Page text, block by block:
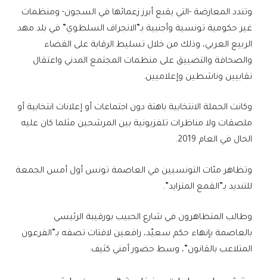
وتندد المعارضة -التي يقبع أبرز زعمائها في السجون- ومنظمات
غير حكومية تونسية وأجنبية بـ”الانجراف السلطوي” في بلد مهد
الربيع العربي، وذلك من خلال تسليط الرقابة على القضاء
والصحافة والتضييق على منظمات المجتمع المدني واعتقال
نقابيين وناشطين وإعلاميين.
وكانت الحملة الانتخابية باهتة دون اجتماعات أو إعلانات انتخابية أو
ملصقات ولا مناظرات تلفزيونية بين المرشحين مثلما كان عليه
الحال في العام 2019.
وتظاهر مئات التونسيين في العاصمة تونس أول أمس الجمعة
للتنديد بـ”القمع المتزايد”.
وطالب المتظاهرون في شارع الحبيب بورقيبة الرئيسي
بالعاصمة بإنهاء حكم سعيّد، رافعين لافتات تصفه بـ”الفرعون
المتلاعب بالقانون”، وسط حضور أمني كثيف.